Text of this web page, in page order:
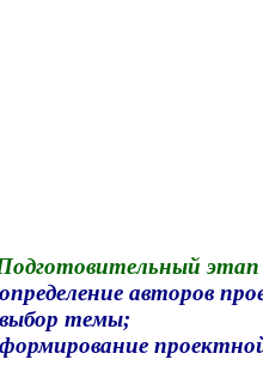
этап
авторов
темы;